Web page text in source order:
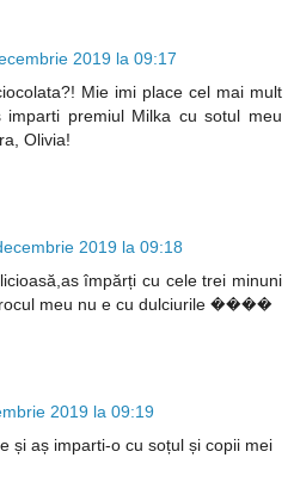
2019 la 09:17
Mie imi place cel mai mult
imparti premiul Milka cu sotul meu
Olivia!
2019 la 09:18
împărți cu cele trei minuni
meu nu e cu dulciurile ����
2019 la 09:19
și aș imparti-o cu soțul și copii mei